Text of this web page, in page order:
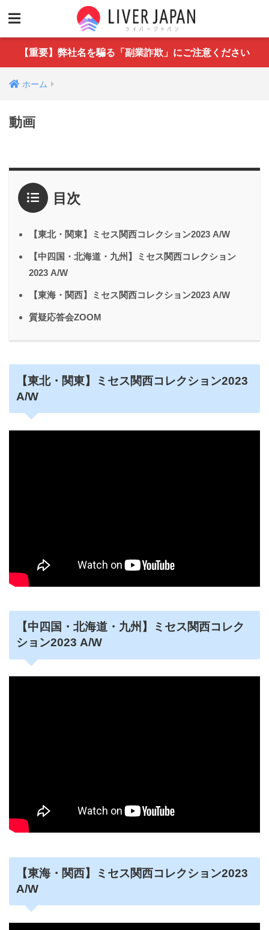
【重要】弊社名を騙る「副業詐欺」にご注意ください
ホーム
動画
目次
【東北・関東】ミセス関西コレクション2023 A/W
【中四国・北海道・九州】ミセス関西コレクション
2023 A/W
【東海・関西】ミセス関西コレクション2023 A/W
質疑応答会ZOOM
【東北・関東】ミセス関西コレクション2023
A/W
【中四国・北海道・九州】ミセス関西コレク
ション2023 A/W
【東海・関西】ミセス関西コレクション2023
A/W